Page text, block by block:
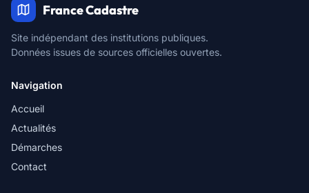
France Cadastre
Site indépendant des institutions publiques.
Données issues de sources officielles ouvertes.
Navigation
Accueil
Actualités
Démarches
Contact